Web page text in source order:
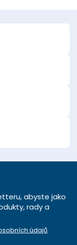
abyste jako
rady a
údajů.